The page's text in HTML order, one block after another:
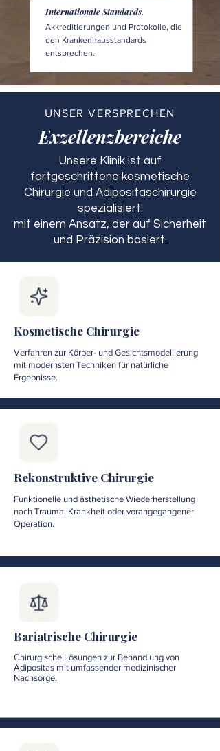
Internationale Standards.
Akkreditierungen und Protokolle, die
den Krankenhausstandards
entsprechen.
UNSER VERSPRECHEN
Exzellenzbereiche
Unsere Klinik ist auf
fortgeschrittene kosmetische
Chirurgie und Adipositaschirurgie
spezialisiert.
mit einem Ansatz, der auf Sicherheit
und Präzision basiert.
Kosmetische Chirurgie
Verfahren zur Körper- und Gesichtsmodellierung
mit modernsten Techniken für natürliche
Ergebnisse.
Rekonstruktive Chirurgie
Funktionelle und ästhetische Wiederherstellung
nach Trauma, Krankheit oder vorangegangener
Operation.
Bariatrische Chirurgie
Chirurgische Lösungen zur Behandlung von
Adipositas mit umfassender medizinischer
Nachsorge.